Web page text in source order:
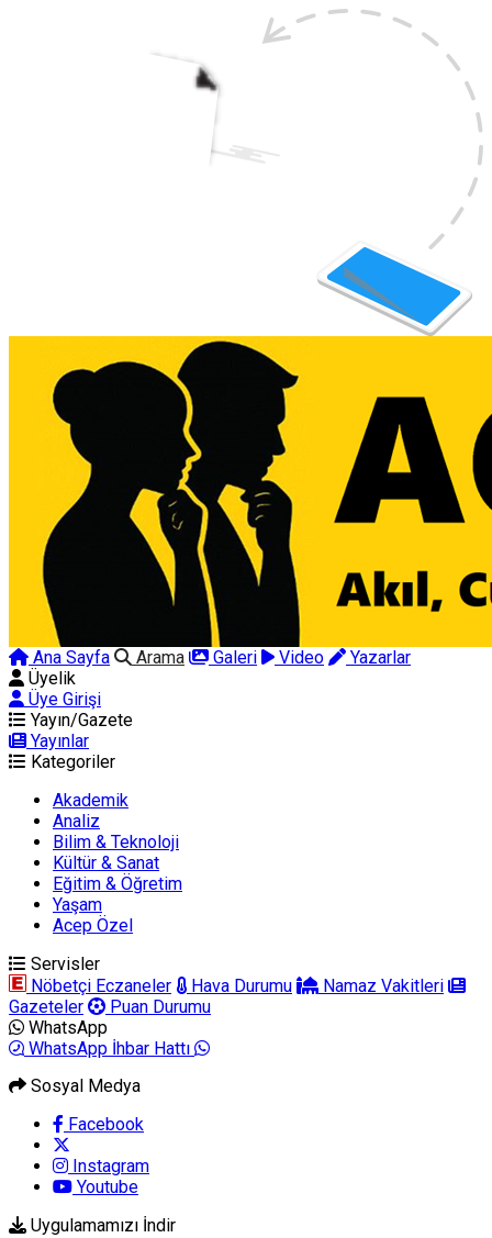
Ana Sayfa Arama Galeri Video
Yazarlar
Üyelik
Üye Girişi
Yayın/Gazete
Yayınlar
Kategoriler
Akademik
Analiz
Bilim & Teknoloji
Kültür & Sanat
Eğitim & Öğretim
Yaşam
Acep Özel
Servisler
Nöbetçi Eczaneler
Hava Durumu
Namaz Vakitleri
Gazeteler
Puan Durumu
WhatsApp
WhatsApp İhbar Hattı
Sosyal Medya
Facebook
Instagram
Youtube
Uygulamamızı İndir